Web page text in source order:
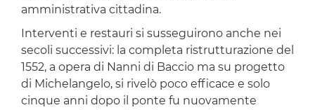
amministrativa cittadina.
Interventi e restauri si susseguirono anche nei
secoli successivi: la completa ristrutturazione del
1552, a opera di Nanni di Baccio ma su progetto
di Michelangelo, si rivelò poco efficace e solo
cinque anni dopo il ponte fu nuovamente